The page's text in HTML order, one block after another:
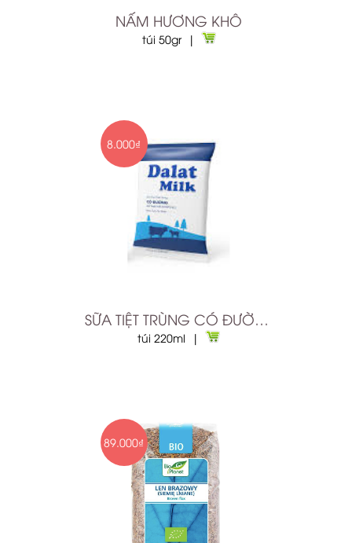
NẤM HƯƠNG KHÔ
túi 50gr |
8.000₫
SỮA TIỆT TRÙNG CÓ ĐƯỜNG
túi 220ml |
89.000₫